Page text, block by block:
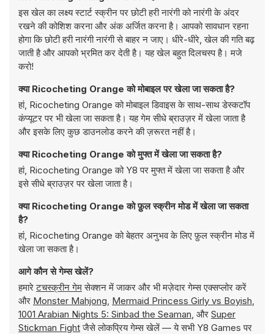
इस खेल का लक्ष्य स्टार्ट स्क्रीन पर छोटी हरी नारंगी को नारंगी के अंदर
रखने की कोशिश करना और अंक अर्जित करना है। आपको सावधान रहना
होगा कि छोटी हरी नारंगी नारंगी से बाहर न जाए। धीरे-धीरे, खेल की गति बढ़
जाती है और आपको भ्रमित कर देती है। यह खेल बहुत दिलचस्प है। मजे
करो!
क्या Ricocheting Orange को मोबाइल पर खेला जा सकता है?
हां, Ricocheting Orange को मोबाइल डिवाइस के साथ-साथ डेस्कटॉप
कंप्यूटर पर भी खेला जा सकता है। यह गेम सीधे ब्राउज़र में खेला जाता है
और इसके लिए कुछ डाउनलोड करने की ज़रूरत नहीं है।
क्या Ricocheting Orange को मुफ्त में खेला जा सकता है?
हां, Ricocheting Orange को Y8 पर मुफ्त में खेला जा सकता है और
इसे सीधे ब्राउज़र पर खेला जाता है।
क्या Ricocheting Orange को फ़ुल स्क्रीन मोड में खेला जा सकता
है?
हां, Ricocheting Orange को बेहतर अनुभव के लिए फ़ुल स्क्रीन मोड में
खेला जा सकता है।
आगे कौन से गेम्स खेलें?
हमारेटचस्क्रीन गेमसेक्शन में जाकर और भी मज़ेदार गेम्स एक्सप्लोर करें
और Monster Mahjong, Mermaid Princess Girly vs Boyish,
1001 Arabian Nights 5: Sinbad the Seaman, और Super
Stickman Fightजैसे लोकप्रिय गेम्स खेलें — ये सभी Y8 Games पर